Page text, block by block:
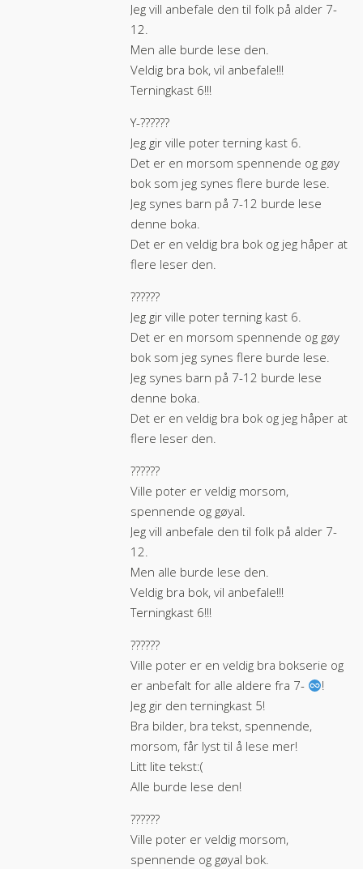
Jeg vill anbefale den til folk på alder 7-
12.
Men alle burde lese den.
Veldig bra bok, vil anbefale!!!
Terningkast 6!!!
Y-??️??️??
Jeg gir ville poter terning kast 6.
Det er en morsom spennende og gøy
bok som jeg synes flere burde lese.
Jeg synes barn på 7-12 burde lese
denne boka.
Det er en veldig bra bok og jeg håper at
flere leser den.
??️??️??
Jeg gir ville poter terning kast 6.
Det er en morsom spennende og gøy
bok som jeg synes flere burde lese.
Jeg synes barn på 7-12 burde lese
denne boka.
Det er en veldig bra bok og jeg håper at
flere leser den.
??️??️??
Ville poter er veldig morsom,
spennende og gøyal.
Jeg vill anbefale den til folk på alder 7-
12.
Men alle burde lese den.
Veldig bra bok, vil anbefale!!!
Terningkast 6!!!
???️??️?
Ville poter er en veldig bra bokserie og
er anbefalt for alle aldere fra 7-
!
Jeg gir den terningkast 5!
Bra bilder, bra tekst, spennende,
morsom, får lyst til å lese mer!
Litt lite tekst:(
Alle burde lese den!
??️??️??
Ville poter er veldig morsom,
spennende og gøyal bok.